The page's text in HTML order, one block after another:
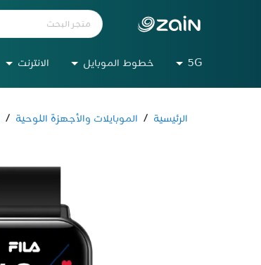
5G خطوط الموبايل الانترنت
الرئيسية / الموبايلات والأجهزة اللوحية /